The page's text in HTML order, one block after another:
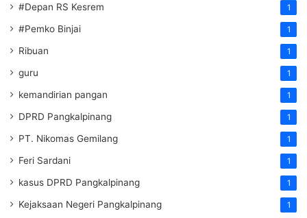
#Depan RS Kesrem 1
#Pemko Binjai 1
Ribuan 1
guru 1
kemandirian pangan 1
DPRD Pangkalpinang 1
PT. Nikomas Gemilang 1
Feri Sardani 1
kasus DPRD Pangkalpinang 1
Kejaksaan Negeri Pangkalpinang 1